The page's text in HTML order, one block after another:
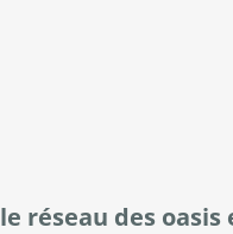
le réseau des